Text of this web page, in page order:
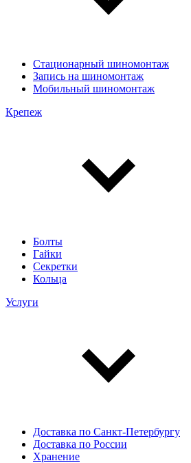
Стационарный шиномонтаж
Запись на шиномонтаж
Мобильный шиномонтаж
Крепеж
Болты
Гайки
Секретки
Кольца
Услуги
Доставка по Санкт-Петербургу
Доставка по России
Хранение